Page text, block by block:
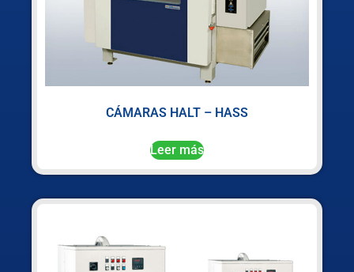
CÁMARAS HALT – HASS
Leer más